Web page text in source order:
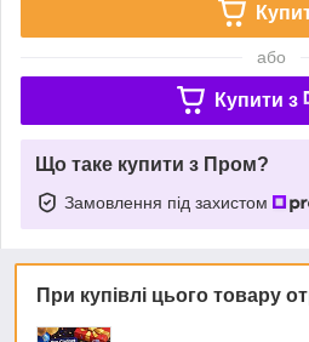
або
Купити з
Що таке купити з Пром?
Замовлення під захистом
При купівлі цього товару